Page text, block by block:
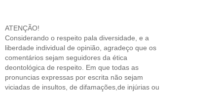
ATENÇÃO!
Considerando o respeito pala diversidade, e a
liberdade individual de opinião, agradeço que os
comentários sejam seguidores da ética
deontológica de respeito. Em que todas as
pronuncias expressas por escrita não sejam
viciadas de insultos, de difamações,de injúrias ou